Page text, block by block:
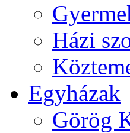
Házi
Egyházak
Görög